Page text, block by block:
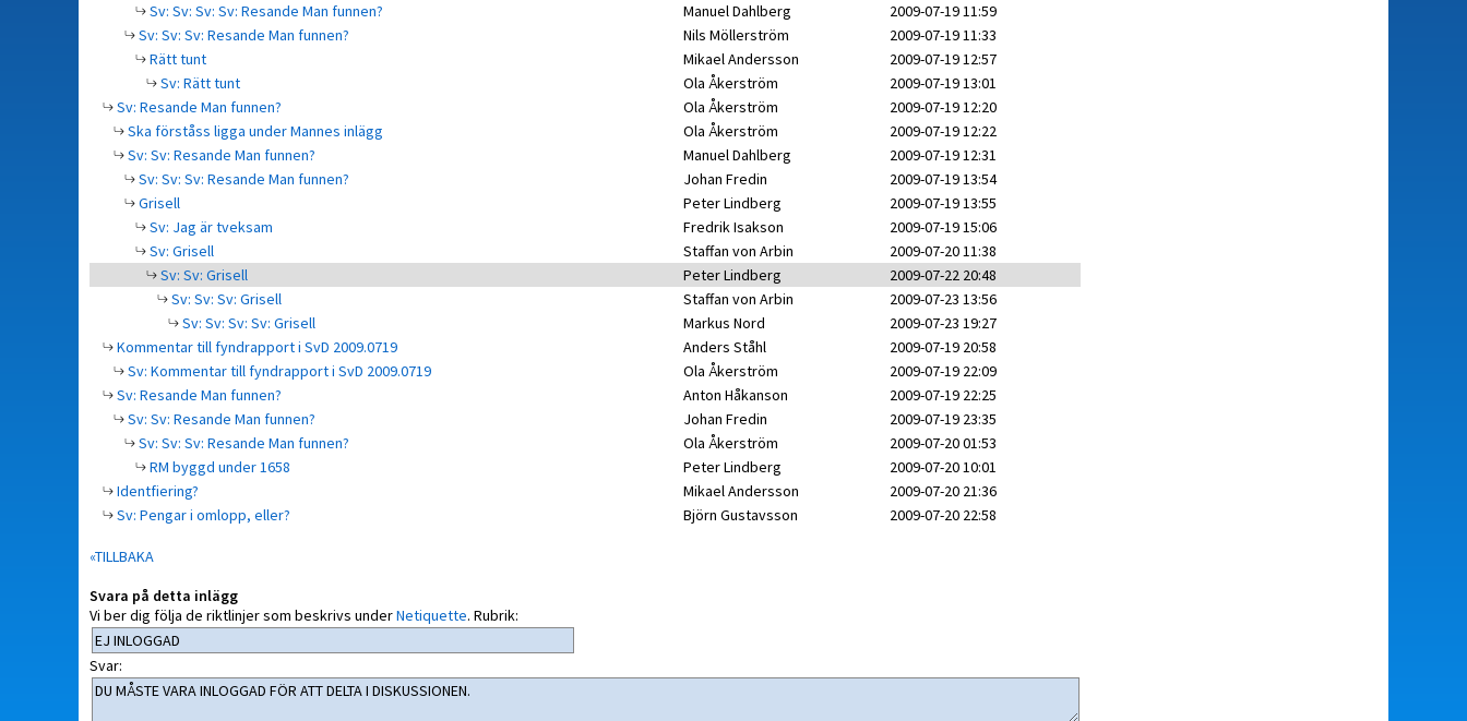
Sv: Sv: Sv: Sv: Resande Man funnen?
Manuel Dahlberg
2009-07-19 11:59
Sv: Sv: Sv: Resande Man funnen?
Nils Möllerström
2009-07-19 11:33
Rätt tunt
Mikael Andersson
2009-07-19 12:57
Sv: Rätt tunt
Ola Åkerström
2009-07-19 13:01
Sv: Resande Man funnen?
Ola Åkerström
2009-07-19 12:20
Ska förståss ligga under Mannes inlägg
Ola Åkerström
2009-07-19 12:22
Sv: Sv: Resande Man funnen?
Manuel Dahlberg
2009-07-19 12:31
Sv: Sv: Sv: Resande Man funnen?
Johan Fredin
2009-07-19 13:54
Grisell
Peter Lindberg
2009-07-19 13:55
Sv: Jag är tveksam
Fredrik Isakson
2009-07-19 15:06
Sv: Grisell
Staffan von Arbin
2009-07-20 11:38
Sv: Sv: Grisell
Peter Lindberg
2009-07-22 20:48
Sv: Sv: Sv: Grisell
Staffan von Arbin
2009-07-23 13:56
Sv: Sv: Sv: Sv: Grisell
Markus Nord
2009-07-23 19:27
Kommentar till fyndrapport i SvD 2009.0719
Anders Ståhl
2009-07-19 20:58
Sv: Kommentar till fyndrapport i SvD 2009.0719
Ola Åkerström
2009-07-19 22:09
Sv: Resande Man funnen?
Anton Håkanson
2009-07-19 22:25
Sv: Sv: Resande Man funnen?
Johan Fredin
2009-07-19 23:35
Sv: Sv: Sv: Resande Man funnen?
Ola Åkerström
2009-07-20 01:53
RM byggd under 1658
Peter Lindberg
2009-07-20 10:01
Identfiering?
Mikael Andersson
2009-07-20 21:36
Sv: Pengar i omlopp, eller?
Björn Gustavsson 2009-07-20 22:58
«TILLBAKA
Svara på detta inlägg
Vi ber dig följa de riktlinjer som beskrivs underNetiquette. Rubrik:
Svar: